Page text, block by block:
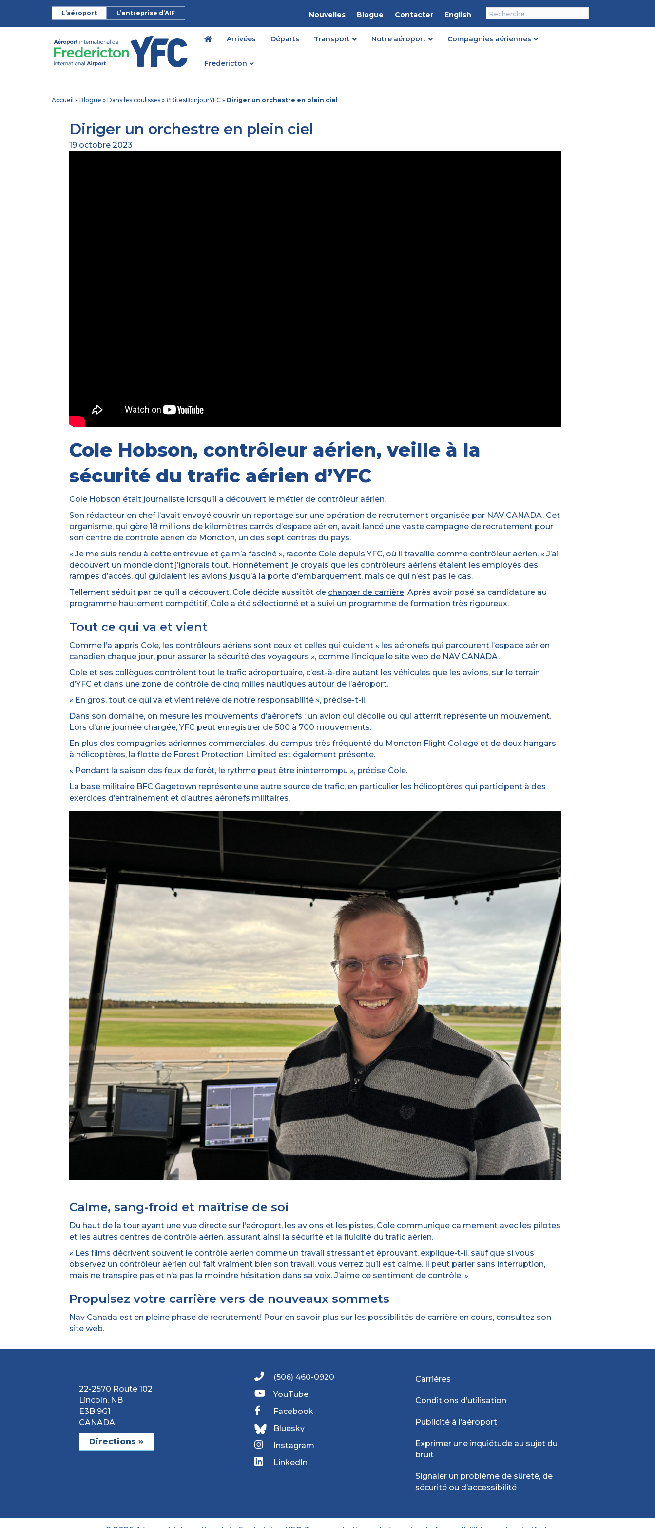
L’aéroport L’entreprise d’AIF Nouvelles Blogue Contacter English
Arrivées Départs Transport Notre aéroport Compagnies aériennes
Fredericton
Accueil » Blogue » Dans les coulisses» #DitesBonjourYFC» Diriger un orchestre en plein ciel
Diriger un orchestre en plein ciel
19 octobre 2023
Cole Hobson, contrôleur aérien, veille à la
sécurité du trafic aérien d’YFC
Cole Hobson était journaliste lorsqu’il a découvert le métier de contrôleur aérien.
Son rédacteur en chef l’avait envoyé couvrir un reportage sur une opération de recrutement organisée par NAV CANADA. Cet
organisme, qui gère 18 millions de kilomètres carrés d’espace aérien, avait lancé une vaste campagne de recrutement pour
son centre de contrôle aérien de Moncton, un des sept centres du pays.
« Je me suis rendu à cette entrevue et ça m’a fasciné », raconte Cole depuis YFC, où il travaille comme contrôleur aérien. « J’ai
découvert un monde dont j’ignorais tout. Honnêtement, je croyais que les contrôleurs aériens étaient les employés des
rampes d’accès, qui guidaient les avions jusqu’à la porte d’embarquement, mais ce qui n’est pas le cas.
Tellement séduit par ce qu’il a découvert, Cole décide aussitôt de changer de carrière. Après avoir posé sa candidature au
programme hautement compétitif, Cole a été sélectionné et a suivi un programme de formation très rigoureux.
Tout ce qui va et vient
Comme l’a appris Cole, les contrôleurs aériens sont ceux et celles qui guident « les aéronefs qui parcourent l’espace aérien
canadien chaque jour, pour assurer la sécurité des voyageurs », comme l’indique le site web de NAV CANADA.
Cole et ses collègues contrôlent tout le trafic aéroportuaire, c’est-à-dire autant les véhicules que les avions, sur le terrain
d’YFC et dans une zone de contrôle de cinq milles nautiques autour de l’aéroport.
« En gros, tout ce qui va et vient relève de notre responsabilité », précise-t-il.
Dans son domaine, on mesure les mouvements d’aéronefs : un avion qui décolle ou qui atterrit représente un mouvement.
Lors d’une journée chargée, YFC peut enregistrer de 500 à 700 mouvements.
En plus des compagnies aériennes commerciales, du campus très fréquenté du Moncton Flight College et de deux hangars
à hélicoptères, la flotte de Forest Protection Limited est également présente.
« Pendant la saison des feux de forêt, le rythme peut être ininterrompu », précise Cole.
La base militaire BFC Gagetown représente une autre source de trafic, en particulier les hélicoptères qui participent à des
exercices d’entraînement et d’autres aéronefs militaires.
Calme, sang-froid et maîtrise de soi
Du haut de la tour ayant une vue directe sur l’aéroport, les avions et les pistes, Cole communique calmement avec les pilotes
et les autres centres de contrôle aérien, assurant ainsi la sécurité et la fluidité du trafic aérien.
« Les films décrivent souvent le contrôle aérien comme un travail stressant et éprouvant, explique-t-il, sauf que si vous
observez un contrôleur aérien qui fait vraiment bien son travail, vous verrez qu’il est calme. Il peut parler sans interruption,
mais ne transpire pas et n’a pas la moindre hésitation dans sa voix. J’aime ce sentiment de contrôle. »
Propulsez votre carrière vers de nouveaux sommets
Nav Canada est en pleine phase de recrutement! Pour en savoir plus sur les possibilités de carrière en cours, consultez son
site web.
22-2570 Route 102
Lincoln, NB
E3B 9G1
CANADA
Directions
(506) 460-0920
YouTube
Facebook
Bluesky
Instagram
LinkedIn
Carrières
Conditions d’utilisation
Publicité à l’aéroport
Exprimer une inquiétude au sujet du
bruit
Signaler un problème de sûreté, de
sécurité ou d’accessibilité